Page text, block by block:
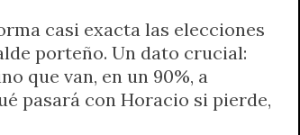
casi exacta las elecciones
porteño. Un dato crucial:
que van, en un 90%, a
pasará con Horacio si pierde,